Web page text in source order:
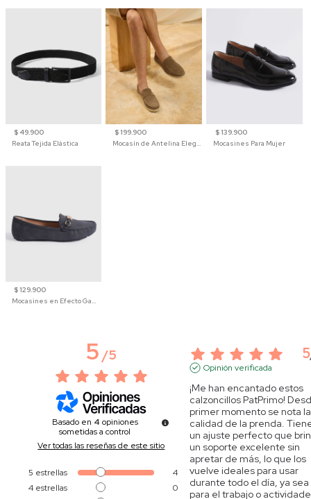
$ 49.900
Reata Tejida Elástica
$ 199.900
Mocasín de Antelina Elegante con Suela de Contraste Para Hombre
$ 139.900
Mocasines Para Mujer
$ 129.900
Mocasines en Efecto Gamuzado Para Mujer
5/5
Basado en 4 opiniones
sometidas a control
Ver todas las reseñas de este sitio
5 estrellas
4
4 estrellas
0
5
Opinión verificada
¡Me han encantado estos
calzoncillos PatPrimo!
primer momento se nota la
calidad de la prenda.
un ajuste perfecto que
un soporte excelente sin
apretar de más, lo que los
vuelve ideales para usar
durante todo el día, ya sea
para el trabajo o